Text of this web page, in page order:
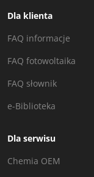
Dla klienta
FAQ informacje
FAQ fotowoltaika
FAQ słownik
e-Biblioteka
Dla serwisu
Chemia OEM